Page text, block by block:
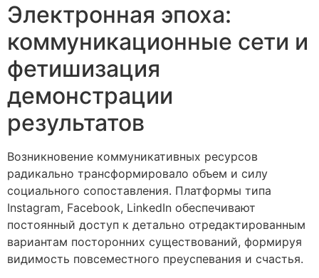
Электронная эпоха:
коммуникационные сети и
фетишизация
демонстрации
результатов
Возникновение коммуникативных ресурсов
радикально трансформировало объем и силу
социального сопоставления. Платформы типа
Instagram, Facebook, LinkedIn обеспечивают
постоянный доступ к детально отредактированным
вариантам посторонних существований, формируя
видимость повсеместного преуспевания и счастья.